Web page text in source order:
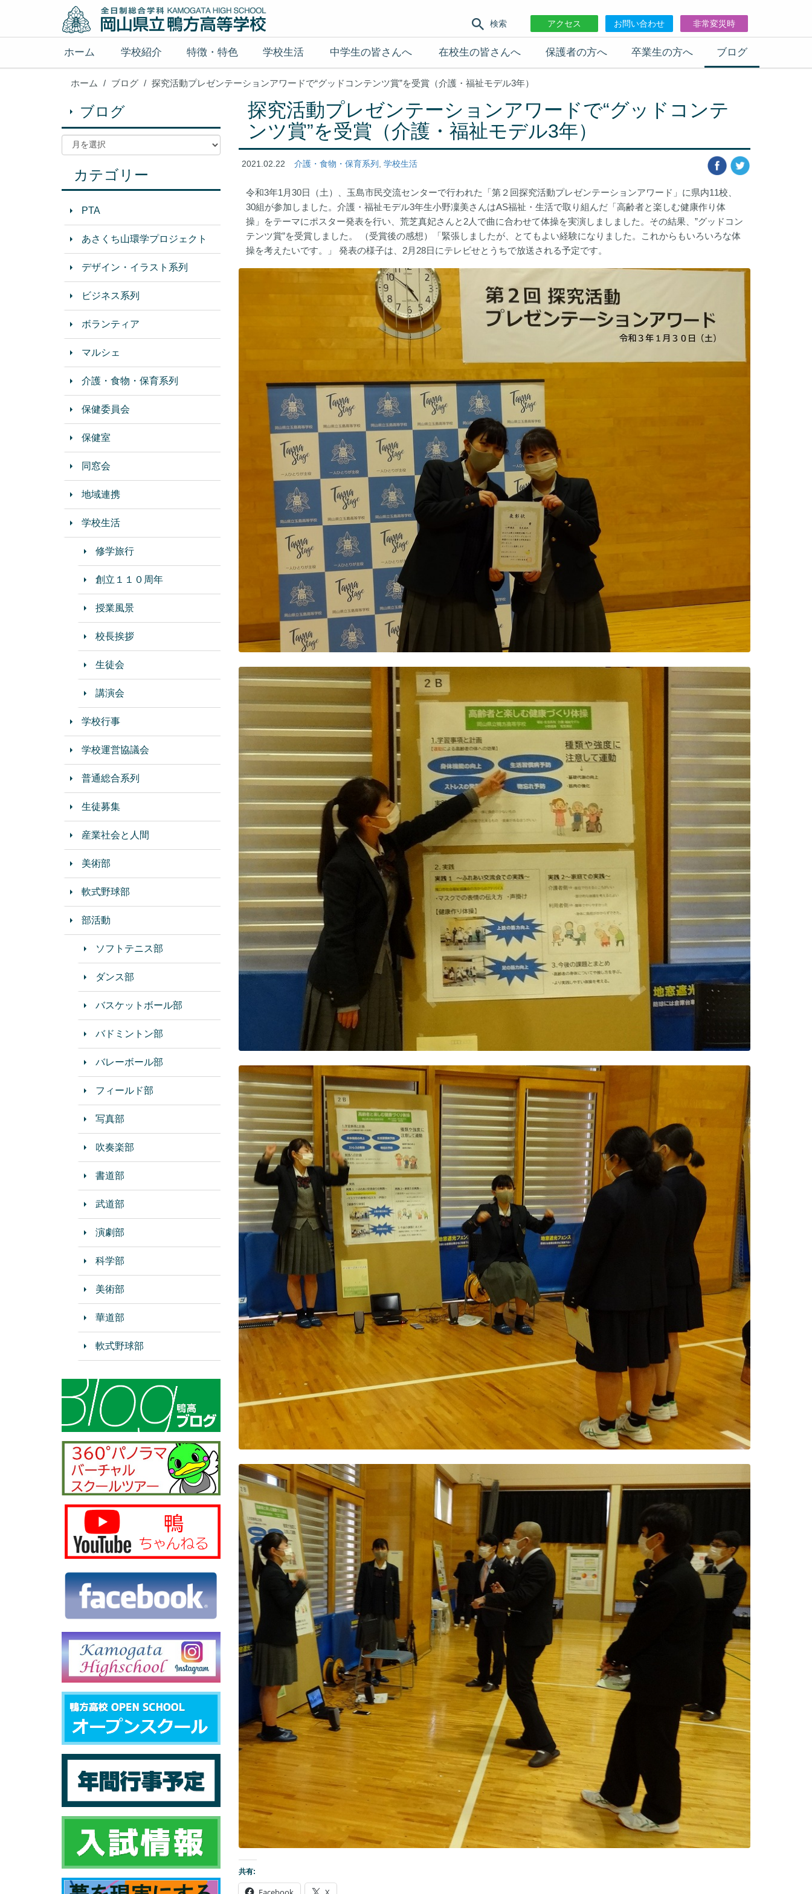
検索 アクセス お問い合わせ 非常変災時
ホーム 学校紹介 特徴・特色 学校生活 中学生の皆さんへ 在校生の皆さんへ 保護者の方へ 卒業生の方へ ブログ
ホーム ブログ 探究活動プレゼンテーションアワードで“グッドコンテンツ賞”を受賞（介護・福祉モデル3年）
探究活動プレゼンテーションアワードで“グッドコンテ
ンツ賞”を受賞（介護・福祉モデル3年）
2021.02.22 介護・食物・保育系列 学校生活
令和3年1月30日（土）、玉島市民交流センターで行われた「第２回探究活動プレゼンテーションアワード」に県内11校、
30組が参加しました。介護・福祉モデル3年生小野凜美さんはAS福祉・生活で取り組んだ「高齢者と楽しむ健康作り体
操」をテーマにポスター発表を行い、荒芝真妃さんと2人で曲に合わせて体操を実演しましました。その結果、”グッドコン
テンツ賞”を受賞しました。 （受賞後の感想）「緊張しましたが、とてもよい経験になりました。これからもいろいろな体
操を考えたいです。」 発表の様子は、2月28日にテレビせとうちで放送される予定です。
共有:
ブログ
カテゴリー
PTA
あさくち山環学プロジェクト
デザイン・イラスト系列
ビジネス系列
ボランティア
マルシェ
介護・食物・保育系列
保健委員会
保健室
同窓会
地域連携
学校生活
修学旅行
創立１１０周年
授業風景
校長挨拶
生徒会
講演会
学校行事
学校運営協議会
普通総合系列
生徒募集
産業社会と人間
美術部
軟式野球部
部活動
ソフトテニス部
ダンス部
バスケットボール部
バドミントン部
バレーボール部
フィールド部
写真部
吹奏楽部
書道部
武道部
演劇部
科学部
美術部
華道部
軟式野球部